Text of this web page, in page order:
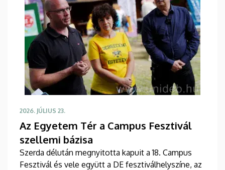
2026. JÚLIUS 23.
Az Egyetem Tér a Campus Fesztivál
szellemi bázisa
Szerda délután megnyitotta kapuit a 18. Campus
Fesztivál és vele együtt a DE fesztiválhelyszíne, az